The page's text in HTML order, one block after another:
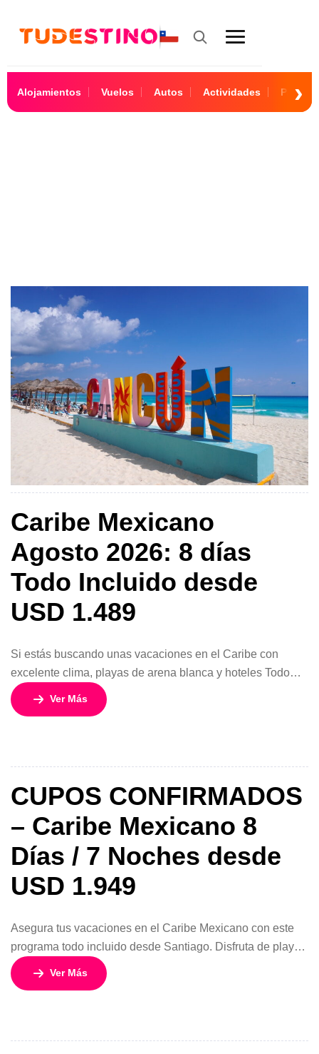
Alojamientos Vuelos Autos Actividades
Caribe Mexicano
Agosto 2026: 8 días
Todo Incluido desde
USD 1.489
Si estás buscando unas vacaciones en el Caribe con
excelente clima, playas de arena blanca y hoteles Todo
Incluido frente al mar, este viaje al Caribe Mexicano en
agosto 2026 es una oportunidad ideal para asegurar tarifa
Ver Más
CUPOS CONFIRMADOS
– Caribe Mexicano 8
Días / 7 Noches desde
USD 1.949
Asegura tus vacaciones en el Caribe Mexicano con este
programa todo incluido desde Santiago. Disfruta de playas
de arena blanca, aguas turquesas y hoteles con servicios
completos, combinando descanso, diversión y comodidad
o disfruta de […]
Ver Más